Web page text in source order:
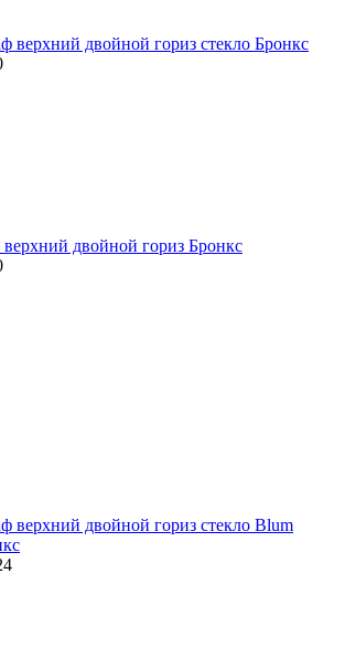
двойной гориз стекло Бронкс
двойной гориз Бронкс
двойной гориз стекло Blum